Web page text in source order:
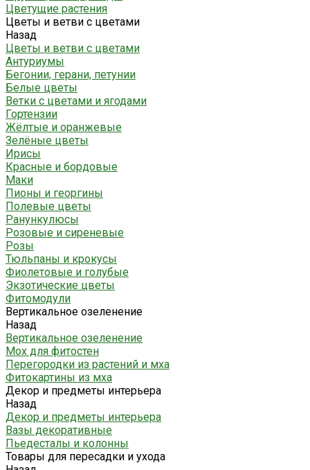
Цветущие растения
Цветы и ветви с цветами
Назад
Цветы и ветви с цветами
Антуриумы
Бегонии, герани, петунии
Белые цветы
Ветки с цветами и ягодами
Гортензии
Жёлтые и оранжевые
Зелёные цветы
Ирисы
Красные и бордовые
Маки
Пионы и георгины
Полевые цветы
Ранункулюсы
Розовые и сиреневые
Розы
Тюльпаны и крокусы
Фиолетовые и голубые
Экзотические цветы
Фитомодули
Вертикальное озеленение
Назад
Вертикальное озеленение
Мох для фитостен
Перегородки из растений и мха
Фитокартины из мха
Декор и предметы интерьера
Назад
Декор и предметы интерьера
Вазы декоративные
Пьедесталы и колонны
Товары для пересадки и ухода